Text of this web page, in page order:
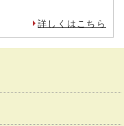
詳しくはこちら